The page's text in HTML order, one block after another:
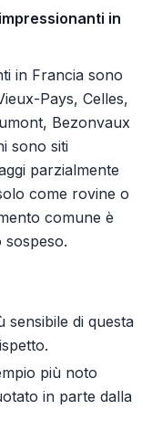
in
in Francia sono
Pays, Celles,
Bezonvaux
sono siti
parzialmente
come rovine o
comune è
sospeso.
sensibile di questa
più noto
in parte dalla